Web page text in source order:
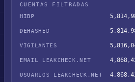
CUENTAS FILTRADAS
HIBP
DEHASHED
VIGILANTES
EMAIL LEAKCHECK.NET
USUARIOS LEAKCHECK.NET